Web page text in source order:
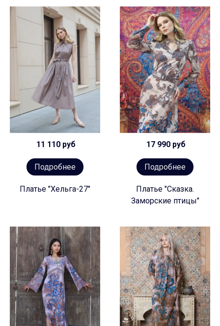
11 110 руб
Подробнее
Платье "Хельга-27"
17 990 руб
Подробнее
Платье "Сказка.
Заморские птицы"